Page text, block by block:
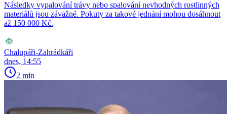
Následky vypalování trávy nebo spalování nevhodných rostlinných
materiálů jsou závažné. Pokuty za takové jednání mohou dosáhnout
až 150 000 Kč.
Chalupáři-Zahrádkáři
dnes, 14:55
2 min